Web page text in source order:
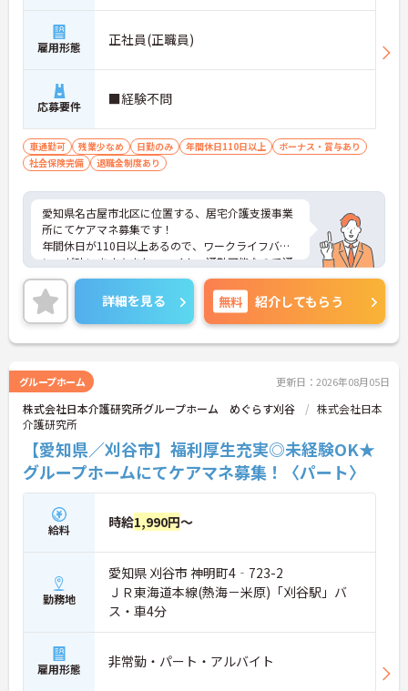
雇用形態 正社員(正職員)
応募要件 ■経験不問
車通勤可 残業少なめ 日勤のみ 年間休日110日以上
ボーナス・賞与あり
社会保険完備
退職金制度あり
愛知県名古屋市北区に位置する、居宅介護支援事業
所にてケアマネ募集です！
年間休日が110日以上あるので、ワークライフバラ
ンスが叶います☆また、マイカー通勤可能なので通
勤らくらくです◎
ご興味のある方には、面接対策ポイントなど、さら
に詳細をお話しいたしますのでお気軽にご相談くだ
さい！
詳細を見る 無料 紹介してもらう
グループホーム 更新日：2026年08月05日
株式会社日本介護研究所グループホーム めぐらす刈谷
株式会社日本
介護研究所
【愛知県／刈谷市】福利厚生充実◎未経験OK★
グループホームにてケアマネ募集！〈パート〉
給料 時給1,990円～
勤務地
愛知県 刈谷市 神明町4‐723-2
ＪＲ東海道本線(熱海－米原)「刈谷駅」バ
ス・車4分
雇用形態 非常勤・パート・アルバイト